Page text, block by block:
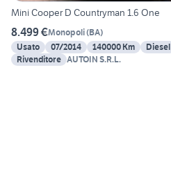
Mini Cooper D Countryman 1.6 One
8.499 €Monopoli(BA)
Usato
07/2014 140000 Km Diesel
Rivenditore AUTOIN S.R.L.